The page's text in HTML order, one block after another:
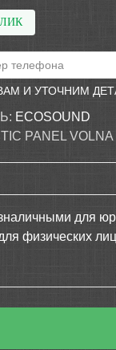
И УТОЧНИМ
ECOSOUND
PANEL VOLNA
для
физических